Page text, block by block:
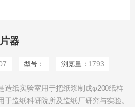
器
型号： 浏览量： 1793
造纸实验室用于把纸浆制成φ200纸样
于造纸科研院所及造纸厂研究与实验。